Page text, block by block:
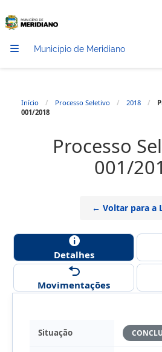
Município de Meridiano
Início / Processo Seletivo / 2018 /
001/2018
Processo
001/
← Voltar para a
Detalhes
Movimentações
Situação